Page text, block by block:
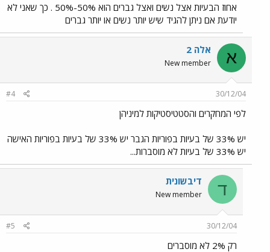
אחוז הבעיות אצל נשים ואצל גברים הוא 50%-50% . כך שאני לא
יודעת אם ניתן להגיד שיש יותר נשים או יותר גברים
א אלה 2
New member
30/12/04
#4
לפי המחקרים והסטטיסטיקות למיניהן
יש 33% של בעיות בפוריות הגבר יש 33% של בעיות בפוריות האישה
יש 33% של בעיות לא מוסברות...
ד דיבשונית
New member
30/12/04
#5
רק 2% לא מוסברים